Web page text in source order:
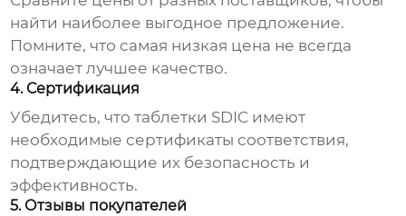
найти наиболее выгодное предложение.
Помните, что самая низкая цена не всегда
означает лучшее качество.
4. Сертификация
Убедитесь, что таблетки SDIC имеют
необходимые сертификаты соответствия,
подтверждающие их безопасность и
эффективность.
5. Отзывы покупателей